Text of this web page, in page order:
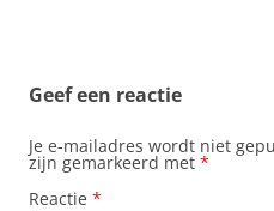
Geef een reactie
Je e-mailadres wordt niet
zijn gemarkeerd met *
Reactie *